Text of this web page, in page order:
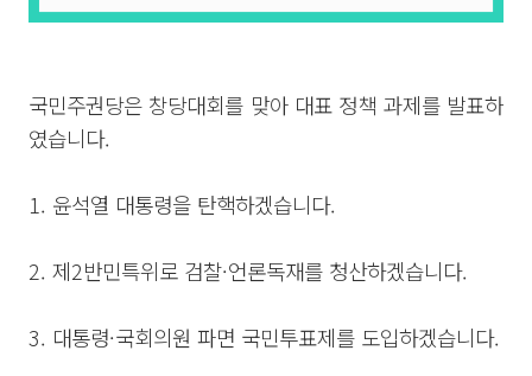
국민주권당은 창당대회를 맞아 대표 정책 과제를 발표하
였습니다.
1. 윤석열 대통령을 탄핵하겠습니다.
2. 제2반민특위로 검찰·언론독재를 청산하겠습니다.
3. 대통령·국회의원 파면 국민투표제를 도입하겠습니다.